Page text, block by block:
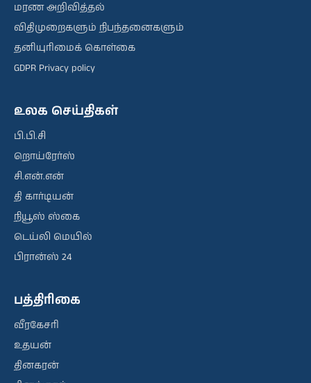
மரண அறிவித்தல்
விதிமுறைகளும் நிபந்தனைகளும்
தனியுரிமைக் கொள்கை
GDPR Privacy policy
உலக செய்திகள்
பி.பி.சி
றொய்ரேர்ஸ்
சி.என்.என்
தி கார்டியன்
நியூஸ் ஸ்கை
டெய்லி மெயில்
பிரான்ஸ் 24
பத்திரிகை
வீரகேசரி
உதயன்
தினகரன்